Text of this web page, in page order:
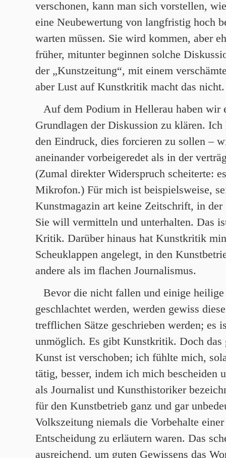
verschonen, kann man sich vorstellen,
eine Neubewertung von langfristig hoch
warten müssen. Sie wird kommen, aber
früher, mitunter beginnen solche
der „Kunstzeitung“, mit einem
aber Lust auf Kunstkritik macht das nicht.
Auf dem Podium in Hellerau haben wir
Grundlagen der Diskussion zu klären. Ich
den Eindruck, dies forcieren zu sollen –
aneinander vorbeigeredet als in der
(Zumal direkter Widerspruch scheiterte:
Mikrofon.) Für mich ist beispielsweise,
Kunstmagazin art keine Zeitschrift, in
Sie will vermitteln und unterhalten. Das
Kritik. Darüber hinaus hat Kunstkritik
Scheuklappen angelegt, in den
andere als im flachen Journalismus.
Bevor die nicht fallen und einige
geschlachtet werden, werden gewiss
trefflichen Sätze geschrieben werden; es
unmöglich. Es gibt Kunstkritik. Doch das
Kunst ist verschoben; ich fühlte mich,
tätig, besser, indem ich mich bescheiden
als Journalist und Kunsthistoriker
für den Kunstbetrieb ganz und gar
Volkszeitung niemals die Vorbehalte
Entscheidung zu erläutern waren. Das
ausreichend, um guten Gewissens das